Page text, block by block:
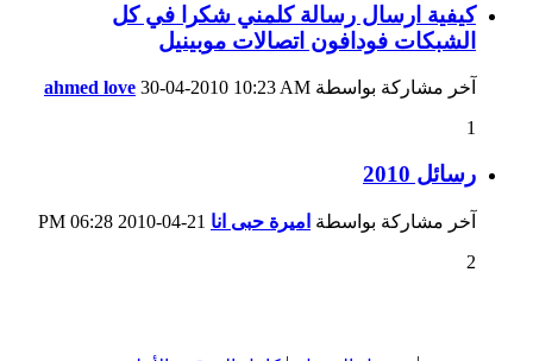
كيفية ارسال رسالة كلمني شكرا في كل
الشبكات فودافون اتصالات موبينيل
آخر مشاركة بواسطة ahmed love 30-04-2010 10:23 AM
1
رسائل 2010
آخر مشاركة بواسطة اميرة حبى انا
06:28 PM
2